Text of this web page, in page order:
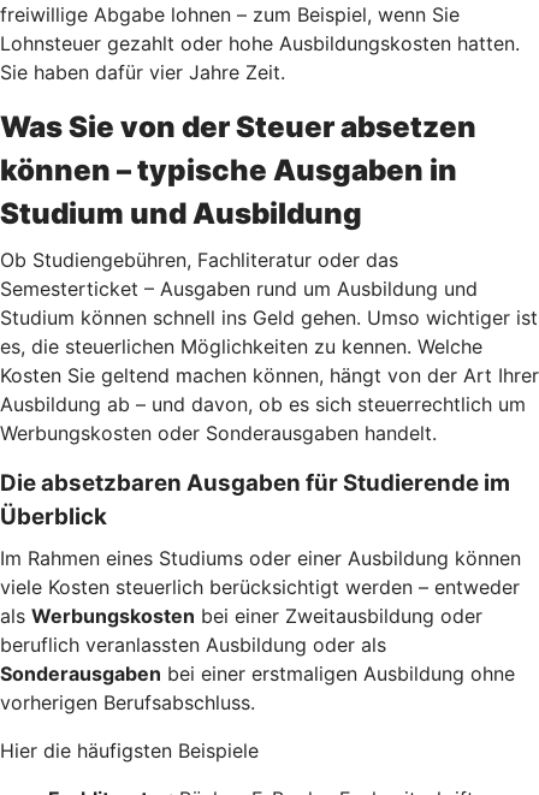
freiwillige Abgabe lohnen – zum Beispiel, wenn Sie
Lohnsteuer gezahlt oder hohe Ausbildungskosten hatten.
Sie haben dafür vier Jahre Zeit.
Was Sie von der Steuer absetzen
können – typische Ausgaben in
Studium und Ausbildung
Ob Studiengebühren, Fachliteratur oder das
Semesterticket – Ausgaben rund um Ausbildung und
Studium können schnell ins Geld gehen. Umso wichtiger ist
es, die steuerlichen Möglichkeiten zu kennen. Welche
Kosten Sie geltend machen können, hängt von der Art Ihrer
Ausbildung ab – und davon, ob es sich steuerrechtlich um
Werbungskosten oder Sonderausgaben handelt.
Die absetzbaren Ausgaben für Studierende im
Überblick
Im Rahmen eines Studiums oder einer Ausbildung können
viele Kosten steuerlich berücksichtigt werden – entweder
als Werbungskosten bei einer Zweitausbildung oder
beruflich veranlassten Ausbildung oder als
Sonderausgaben bei einer erstmaligen Ausbildung ohne
vorherigen Berufsabschluss.
Hier die häufigsten Beispiele